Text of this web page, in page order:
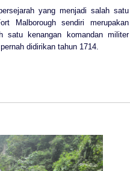
yang menjadi salah satu
Malborough sendiri merupakan
satu kenangan komandan militer
didirikan tahun 1714.